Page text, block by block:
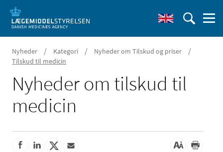
Nyheder / Kategori / Nyheder om Tilskud og priser /
Tilskud til medicin
Nyheder om tilskud til
medicin